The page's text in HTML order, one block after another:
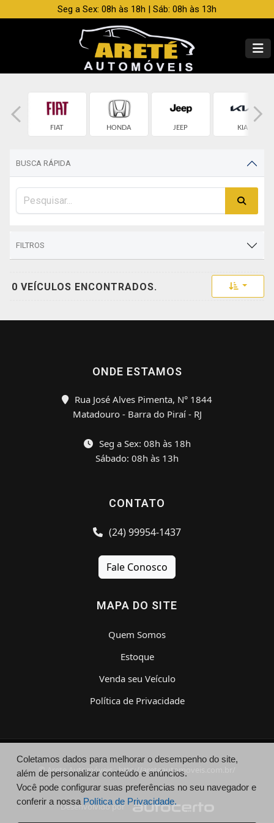
Seg a Sex: 08h às 18h | Sáb: 08h às 13h
FIAT HONDA JEEP KIA
BUSCA RÁPIDA
FILTROS
0 VEÍCULOS ENCONTRADOS. Toggle
ONDE ESTAMOS
Rua José Alves Pimenta, N° 1844
Matadouro - Barra do Piraí - RJ
Seg a Sex: 08h às 18h
Sábado: 08h às 13h
CONTATO
(24) 99954-1437
Fale Conosco
MAPA DO SITE
Quem Somos
Estoque
Venda seu Veículo
Política de Privacidade
© Arete Automóveis - http://areteautomoveis.com.br/
Desenvolvido por
Coletamos dados para melhorar o desempenho do site,
além de personalizar conteúdo e anúncios.
Você pode configurar suas preferências no seu navegador e
conferir a nossa Política de Privacidade.